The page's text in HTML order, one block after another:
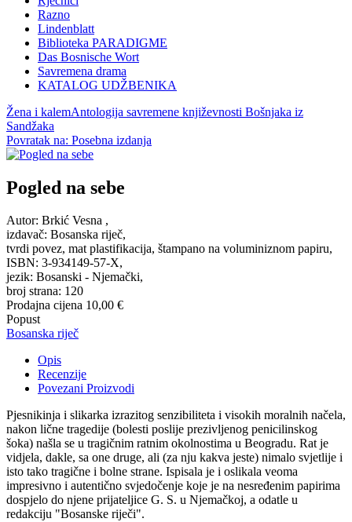
Razno
Lindenblatt
Biblioteka PARADIGME
Das Bosnische Wort
Savremena drama
KATALOG UDŽBENIKA
Žena i kalemAntologija savremene književnosti Bošnjaka iz
Sandžaka
Povratak na: Posebna izdanja
Pogled na sebe
Autor: Brkić Vesna ,
izdavač: Bosanska riječ,
tvrdi povez, mat plastifikacija, štampano na voluminiznom papiru,
ISBN: 3-934149-57-X,
jezik: Bosanski - Njemački,
broj strana: 120
Prodajna cijena 10,00 €
Popust
Bosanska riječ
Opis
Recenzije
Povezani Proizvodi
Pjesnikinja i slikarka izrazitog senzibiliteta i visokih moralnih načela,
nakon lične tragedije (bolesti poslije prezivljenog penicilinskog
šoka) našla se u tragičnim ratnim okolnostima u Beogradu. Rat je
vidjela, dakle, sa one druge, ali (za nju kakva jeste) nimalo svjetlije i
isto tako tragične i bolne strane. Ispisala je i oslikala veoma
impresivno i autentično svjedočenje koje je na nesređenim papirima
dospjelo do njene prijateljice G. S. u Njemačkoj, a odatle u
redakciju "Bosanske riječi".